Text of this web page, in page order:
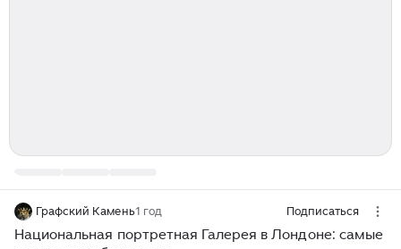
Графский Камень1 год Подписаться
Национальная портретная Галерея в Лондоне: самые